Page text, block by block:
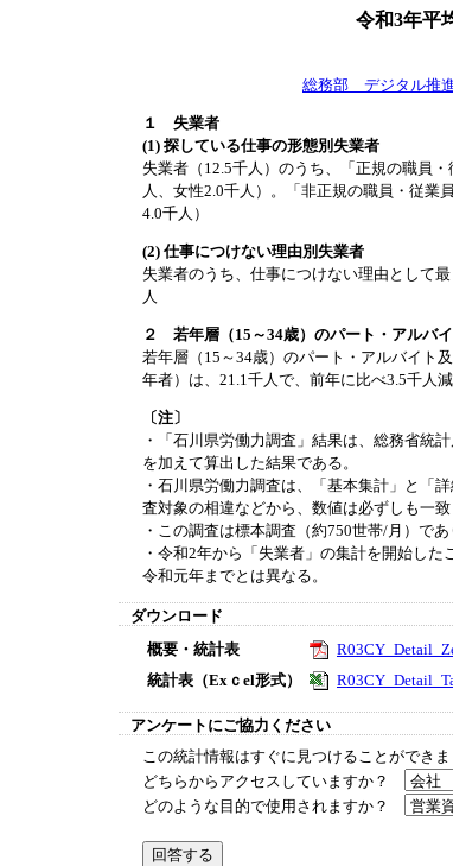
令和3年平
総務部 デジタル推
１ 失業者
(1) 探している仕事の形態別失業者
失業者（12.5千人）のうち、「正規の職員
人、女性2.0千人）。「非正規の職員・従業
4.0千人）
(2) 仕事につけない理由別失業者
失業者のうち、仕事につけない理由として
人
２ 若年層（15～34歳）のパート・アルバ
若年層（15～34歳）のパート・アルバイト
年者）は、21.1千人で、前年に比べ3.5千人
〔注〕
・「石川県労働力調査」結果は、総務省統
を加えて算出した結果である。
・石川県労働力調査は、「基本集計」と「
査対象の相違などから、数値は必ずしも一致
・この調査は標本調査（約750世帯/月）で
・令和2年から「失業者」の集計を開始し
令和元年までとは異なる。
ダウンロード
概要・統計表
統計表（Exｃel形式）
アンケートにご協力ください
この統計情報はすぐに見つけることができ
どちらからアクセスしていますか？
どのような目的で使用されますか？